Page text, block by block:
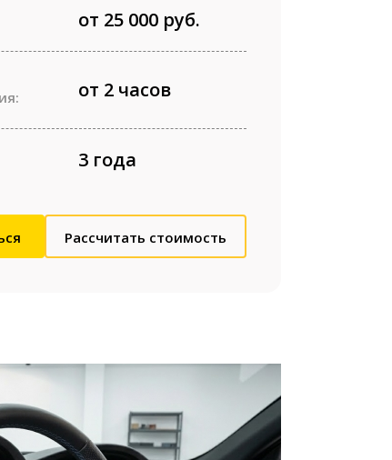
от 25 000 руб.
от 2 часов
3 года
Рассчитать стоимость